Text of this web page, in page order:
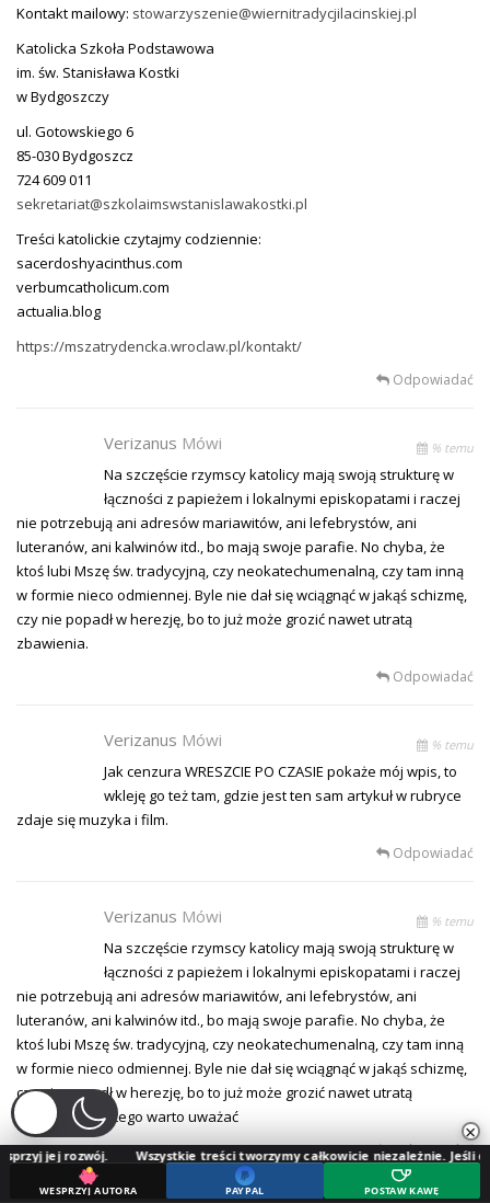
Kontakt mailowy: stowarzyszenie@wiernitradycjilacinskiej.pl
Katolicka Szkoła Podstawowa
im. św. Stanisława Kostki
w Bydgoszczy
ul. Gotowskiego 6
85-030 Bydgoszcz
724 609 011
sekretariat@szkolaimswstanislawakostki.pl
Treści katolickie czytajmy codziennie:
sacerdoshyacinthus.com
verbumcatholicum.com
actualia.blog
https://mszatrydencka.wroclaw.pl/kontakt/
Odpowiadać
Verizanus Mówi % temu
Na szczęście rzymscy katolicy mają swoją strukturę w
łączności z papieżem i lokalnymi episkopatami i raczej
nie potrzebują ani adresów mariawitów, ani lefebrystów, ani
luteranów, ani kalwinów itd., bo mają swoje parafie. No chyba, że
ktoś lubi Mszę św. tradycyjną, czy neokatechumenalną, czy tam inną
w formie nieco odmiennej. Byle nie dał się wciągnąć w jakąś schizmę,
czy nie popadł w herezję, bo to już może grozić nawet utratą
zbawienia.
Odpowiadać
Verizanus Mówi % temu
Jak cenzura WRESZCIE PO CZASIE pokaże mój wpis, to
wkleję go też tam, gdzie jest ten sam artykuł w rubryce
zdaje się muzyka i film.
Odpowiadać
Verizanus Mówi % temu
Na szczęście rzymscy katolicy mają swoją strukturę w
łączności z papieżem i lokalnymi episkopatami i raczej
nie potrzebują ani adresów mariawitów, ani lefebrystów, ani
luteranów, ani kalwinów itd., bo mają swoje parafie. No chyba, że
ktoś lubi Mszę św. tradycyjną, czy neokatechumenalną, czy tam inną
w formie nieco odmiennej. Byle nie dał się wciągnąć w jakąś schizmę,
czy nie popadł w herezję, bo to już może grozić nawet utratą
zbawienia. Dlatego warto uważać
Odpowiadać
×
Wszystkie treści tworzymy całkowicie niezależnie. Jeśli doceniasz
WESPRZYJ AUTORA PAYPAL POSTAW KAWĘ